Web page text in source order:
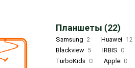
Планшеты (22)
Samsung 2 Huawei 12
Blackview 5 IRBIS 0
TurboKids 0 Apple 0